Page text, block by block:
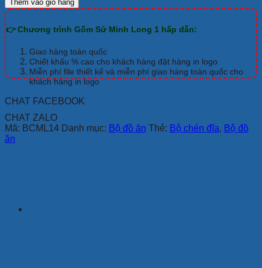
ăn
Long
Trắng
9
sản
phẩm
lượng
Thêm vào giỏ hàng
👉 Chương trình Gốm Sứ Minh Long 1 hấp dẫn:
Giao hàng toàn quốc
Chiết khấu % cao cho khách hàng đặt hàng in logo
Miễn phí file thiết kế và miễn phí giao hàng toàn quốc cho
khách hàng in logo
CHAT FACEBOOK
CHAT ZALO
Mã: BCML14 Danh mục: Bộ đồ ăn Thẻ: Bộ chén đĩa, Bộ đồ
ăn